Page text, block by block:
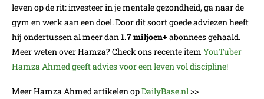
leven op de rit: investeer in je mentale gezondheid, ga naar de
gym en werk aan een doel. Door dit soort goede adviezen heeft
hij ondertussen al meer dan1.7 miljoen+abonnees gehaald.
Meer weten over Hamza? Check ons recente item YouTuber
Hamza Ahmed geeft advies voor een leven vol discipline!
Meer Hamza Ahmed artikelen opDailyBase.nl>>